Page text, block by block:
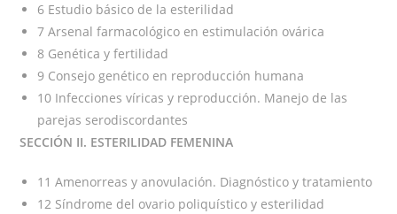
6 Estudio básico de la esterilidad
7 Arsenal farmacológico en estimulación ovárica
8 Genética y fertilidad
9 Consejo genético en reproducción humana
10 Infecciones víricas y reproducción. Manejo de las
parejas serodiscordantes
SECCIÓN II. ESTERILIDAD FEMENINA
11 Amenorreas y anovulación. Diagnóstico y tratamiento
12 Síndrome del ovario poliquístico y esterilidad